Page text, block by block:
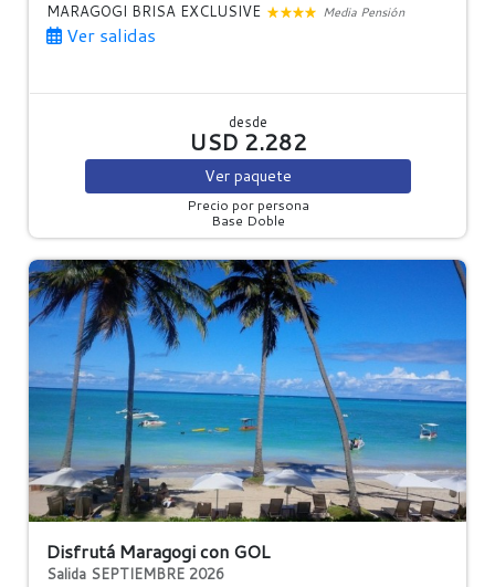
MARAGOGI BRISA EXCLUSIVE Media Pensión
Ver salidas
desde
USD 2.282
Ver paquete
Precio por persona
Base Doble
Disfrutá Maragogi con GOL
Salida SEPTIEMBRE 2026